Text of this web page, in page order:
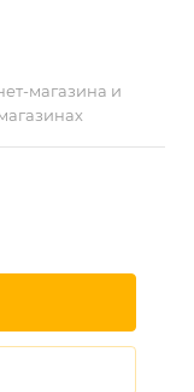
магазина и